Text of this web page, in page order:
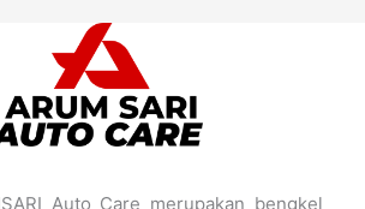
Auto Care merupakan bengkel